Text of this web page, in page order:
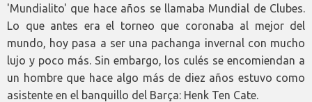
'Mundialito' que hace años se llamaba Mundial de Clubes.
Lo que antes era el torneo que coronaba al mejor del
mundo, hoy pasa a ser una pachanga invernal con mucho
lujo y poco más. Sin embargo, los culés se encomiendan a
un hombre que hace algo más de diez años estuvo como
asistente en el banquillo del Barça: Henk Ten Cate.